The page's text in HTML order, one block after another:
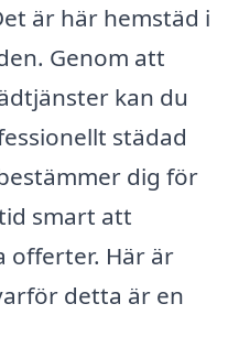
är här hemstäd i
Genom att
kan du
städad
dig för
smart att
offerter. Här är
detta är en